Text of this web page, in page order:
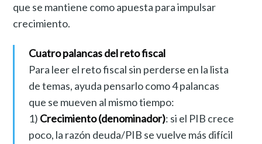
que se mantiene como apuesta para impulsar
crecimiento.
Cuatro palancas del reto fiscal
Para leer el reto fiscal sin perderse en la lista
de temas, ayuda pensarlo como 4 palancas
que se mueven al mismo tiempo:
1) Crecimiento (denominador): si el PIB crece
poco, la razón deuda/PIB se vuelve más difícil